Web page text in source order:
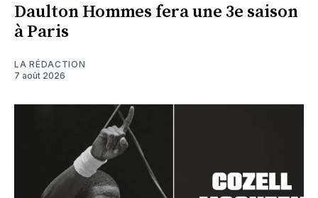
Daulton Hommes fera une 3e saison
à Paris
LA RÉDACTION
7 août 2026